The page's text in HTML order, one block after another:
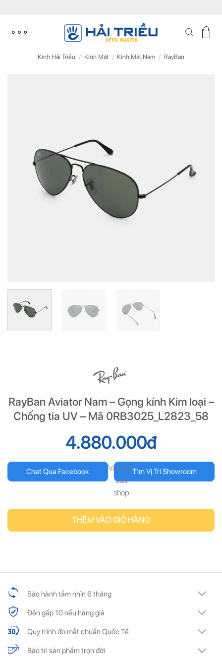
content
Kính Hải Triều / Kính Mát / Kính Mát Nam / RayBan
RayBan Aviator Nam – Gọng kính Kim loại –
Chống tia UV – Mã 0RB3025_L2823_58
4.880.000đ
Chat Qua Facebook Tìm Vị Trí Showroom
Voucher
của
shop
THÊM VÀO GIỎ HÀNG
Bảo hành tầm nhìn 6 tháng
Đền gấp 10 nếu hàng giả
Quy trình đo mắt chuẩn Quốc Tế
Bảo trì sản phẩm trọn đời